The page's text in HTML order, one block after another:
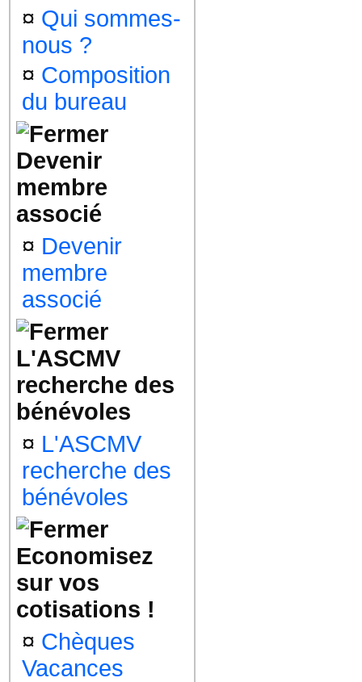
¤ Qui sommes-
nous ?
¤ Composition
du bureau
Devenir
membre
associé
¤ Devenir
membre
associé
L'ASCMV
recherche des
bénévoles
¤ L'ASCMV
recherche des
bénévoles
Economisez
sur vos
cotisations !
¤ Chèques
Vacances